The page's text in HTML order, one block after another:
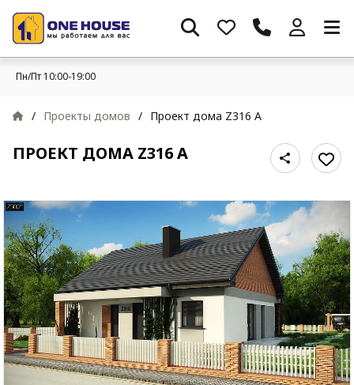
Пн/Пт 10:00-19:00
/ Проекты домов / Проект дома Z316 A
ПРОЕКТ ДОМА Z316 A